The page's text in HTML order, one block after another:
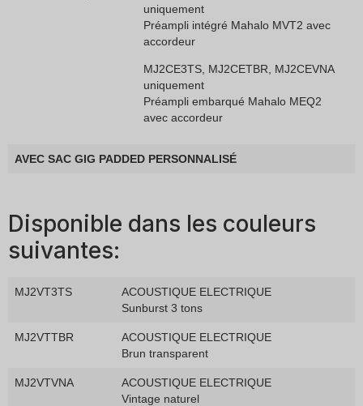
uniquement
Préampli intégré Mahalo MVT2 avec
accordeur
MJ2CE3TS, MJ2CETBR, MJ2CEVNA
uniquement
Préampli embarqué Mahalo MEQ2
avec accordeur
AVEC SAC GIG PADDED PERSONNALISÉ
Disponible dans les couleurs
suivantes:
MJ2VT3TS
ACOUSTIQUE ELECTRIQUE
Sunburst 3 tons
MJ2VTTBR
ACOUSTIQUE ELECTRIQUE
Brun transparent
MJ2VTVNA
ACOUSTIQUE ELECTRIQUE
Vintage naturel